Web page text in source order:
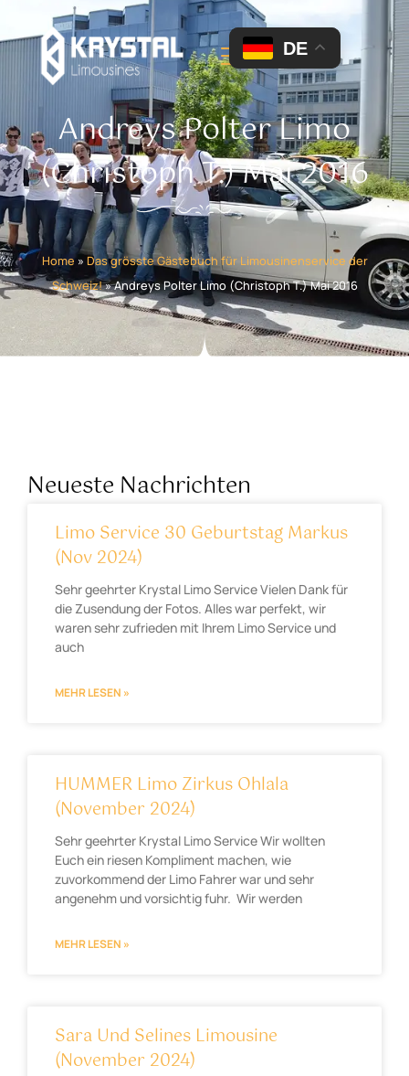
Andreys Polter Limo
(Christoph T.) Mai 2016
Home» Das grösste Gästebuch für Limousinenservice der
Schweiz!»Andreys Polter Limo (Christoph T.) Mai 2016
Neueste Nachrichten
Limo Service 30 Geburtstag Markus
(Nov 2024)
Sehr geehrter Krystal Limo Service Vielen Dank für
die Zusendung der Fotos. Alles war perfekt, wir
waren sehr zufrieden mit Ihrem Limo Service und
auch
MEHR LESEN »
HUMMER Limo Zirkus Ohlala
(November 2024)
Sehr geehrter Krystal Limo Service Wir wollten
Euch ein riesen Kompliment machen, wie
zuvorkommend der Limo Fahrer war und sehr
angenehm und vorsichtig fuhr. Wir werden
MEHR LESEN »
Sara Und Selines Limousine
(November 2024)
DE